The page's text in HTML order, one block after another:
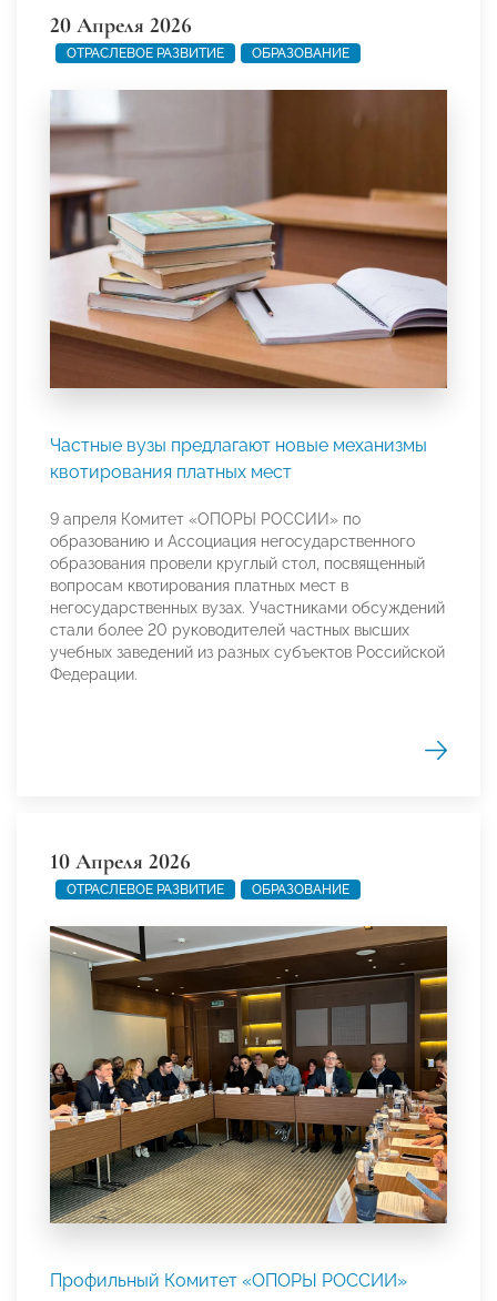
20 Апреля 2026
ОТРАСЛЕВОЕ РАЗВИТИЕ ОБРАЗОВАНИЕ
Частные вузы предлагают новые механизмы
квотирования платных мест
9 апреля Комитет «ОПОРЫ РОССИИ» по
образованию и Ассоциация негосударственного
образования провели круглый стол, посвященный
вопросам квотирования платных мест в
негосударственных вузах. Участниками обсуждений
стали более 20 руководителей частных высших
учебных заведений из разных субъектов Российской
Федерации.
10 Апреля 2026
ОТРАСЛЕВОЕ РАЗВИТИЕ ОБРАЗОВАНИЕ
Профильный Комитет «ОПОРЫ РОССИИ»